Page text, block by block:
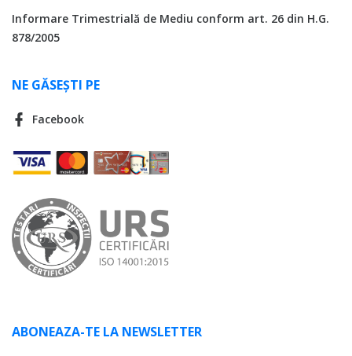
Informare Trimestrială de Mediu conform art. 26 din H.G.
878/2005
NE GĂSEȘTI PE
Facebook
ABONEAZA-TE LA NEWSLETTER